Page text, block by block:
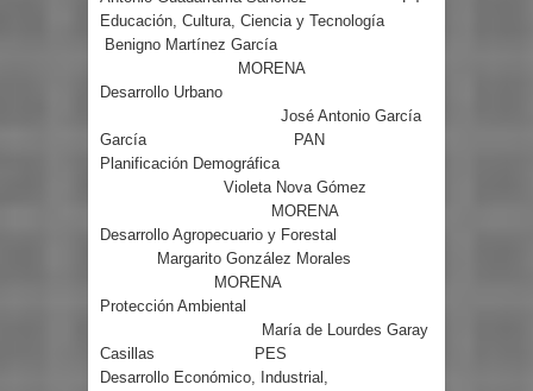
Educación, Cultura, Ciencia y Tecnología
Benigno Martínez García
MORENA
Desarrollo Urbano
José Antonio García
García
PAN
Planificación Demográfica
Violeta Nova Gómez
MORENA
Desarrollo Agropecuario y Forestal
Margarito González Morales
MORENA
Protección Ambiental
María de Lourdes Garay
Casillas
PES
Desarrollo Económico, Industrial,